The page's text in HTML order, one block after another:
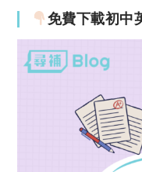
免費下載初中